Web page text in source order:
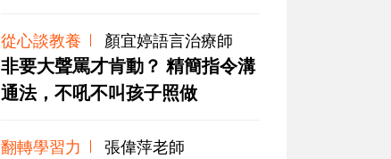
從心談教養 顏宜婷語言治療師
非要大聲罵才肯動？ 精簡指令溝
通法，不吼不叫孩子照做
翻轉學習力 張偉萍老師